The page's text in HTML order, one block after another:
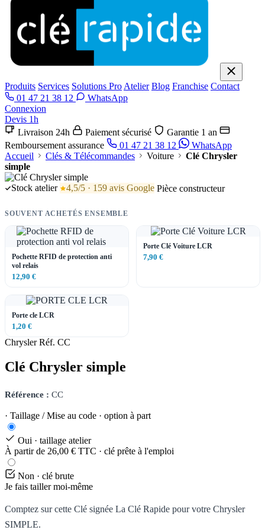
Produits Services Solutions Pro Atelier Blog Franchise Contact
01 47 21 38 12
WhatsApp
Connexion
Devis 1h
Livraison 24h
Paiement sécurisé
Garantie 1 an
Remboursement assurance
01 47 21 38 12
WhatsApp
Accueil
Clés & Télécommandes Voiture
Clé Chrysler
simple
Stock atelier 4,5/5 · 159 avis Google Pièce constructeur
SOUVENT ACHETÉS ENSEMBLE
Pochette RFID de protection anti
vol relais
12,90 €
Porte Clé Voiture LCR
7,90 €
Porte cle LCR
1,20 €
ChryslerRéf. CC
Clé Chrysler simple
Référence : CC
· Taillage / Mise au code · option à part
Oui · taillage atelier
À partir de 26,00 € TTC · clé prête à l'emploi
Non · clé brute
Je fais tailler moi-même
Comptez sur cette Clé signée La Clé Rapide pour votre Chrysler
SIMPLE.